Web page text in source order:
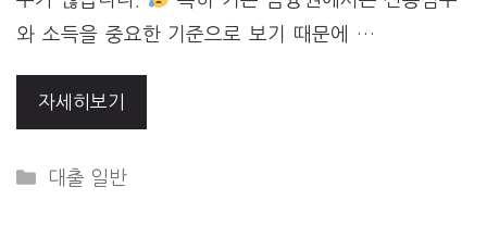
와 소득을 중요한 기준으로 보기 때문에 …
자세히보기
Categories
대출 일반